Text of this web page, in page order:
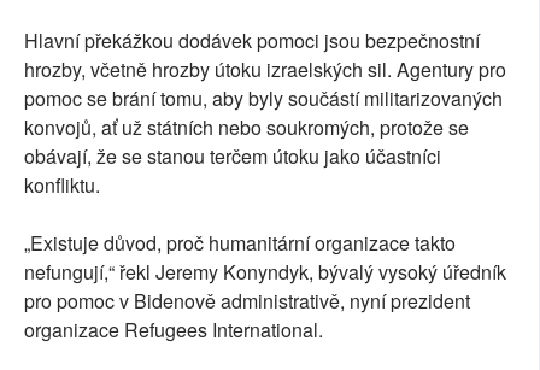
Hlavní překážkou dodávek pomoci jsou bezpečnostní
hrozby, včetně hrozby útoku izraelských sil. Agentury pro
pomoc se brání tomu, aby byly součástí militarizovaných
konvojů, ať už státních nebo soukromých, protože se
obávají, že se stanou terčem útoku jako účastníci
konfliktu.
„Existuje důvod, proč humanitární organizace takto
nefungují,“ řekl Jeremy Konyndyk, bývalý vysoký úředník
pro pomoc v Bidenově administrativě, nyní prezident
organizace Refugees International.